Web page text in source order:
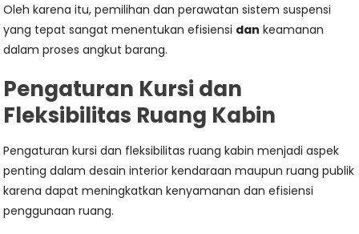
Oleh karena itu, pemilihan dan perawatan sistem suspensi
yang tepat sangat menentukan efisiensi dan keamanan
dalam proses angkut barang.
Pengaturan Kursi dan
Fleksibilitas Ruang Kabin
Pengaturan kursi dan fleksibilitas ruang kabin menjadi aspek
penting dalam desain interior kendaraan maupun ruang publik
karena dapat meningkatkan kenyamanan dan efisiensi
penggunaan ruang.